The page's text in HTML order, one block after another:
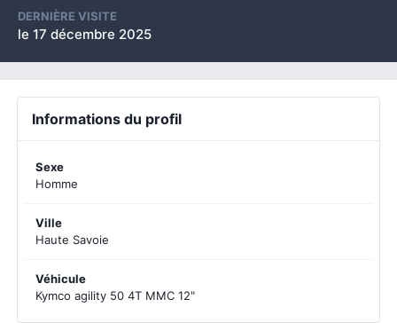
DERNIÈRE VISITE
le 17 décembre 2025
Informations du profil
Sexe
Homme
Ville
Haute Savoie
Véhicule
Kymco agility 50 4T MMC 12"